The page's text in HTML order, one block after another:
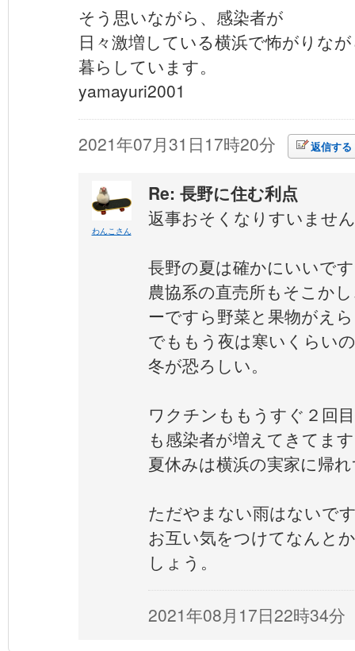
そう思いながら、感染者が
日々激増している横浜で怖がりな
暮らしています。
yamayuri2001
2021年07月31日17時20分 返信する
わんこさん
Re: 長野に住む利点
返事おそくなりすいませ
長野の夏は確かにいいで
農協系の直売所もそこか
ーですら野菜と果物がえ
でももう夜は寒いくらい
冬が恐ろしい。
ワクチンももうすぐ２回
も感染者が増えてきてま
夏休みは横浜の実家に帰
ただやまない雨はないで
お互い気をつけてなんと
しょう。
2021年08月17日22時34分